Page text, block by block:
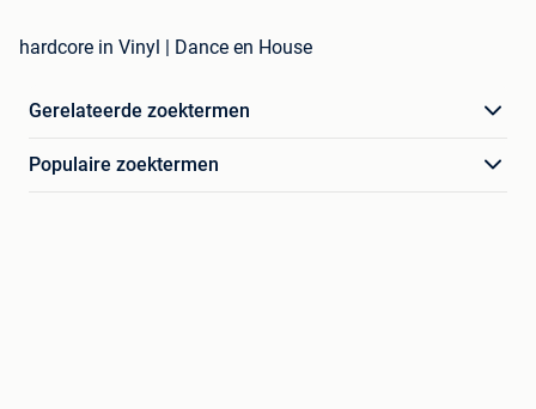
hardcore in Vinyl | Dance en House
Gerelateerde zoektermen
Populaire zoektermen